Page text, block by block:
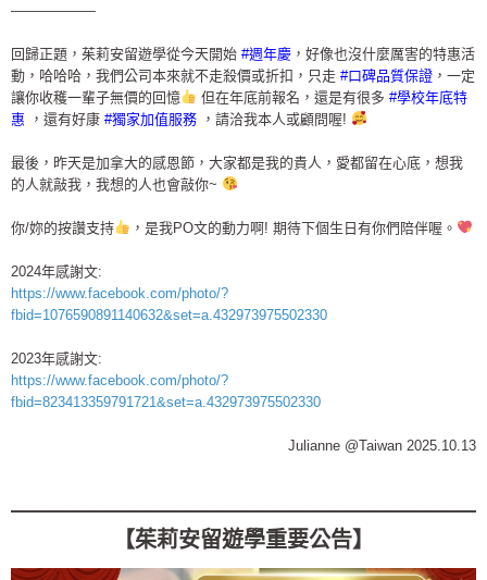
——————
回歸正題，茱莉安留遊學從今天開始 #週年慶 ，好像也沒什麼厲害的特惠活
動，哈哈哈，我們公司本來就不走殺價或折扣，只走 #口碑品質保證 ，一定
讓你收穫一輩子無價的回憶
但在年底前報名，還是有很多 #學校年底特
惠 ，還有好康 #獨家加值服務 ，請洽我本人或顧問喔!
最後，昨天是加拿大的感恩節，大家都是我的貴人，愛都留在心底，想我
的人就敲我，我想的人也會敲你~
你/妳的按讚支持 ，是我PO文的動力啊! 期待下個生日有你們陪伴喔。
2024年感謝文:
https://www.facebook.com/photo/?
fbid=1076590891140632&set=a.432973975502330
2023年感謝文:
https://www.facebook.com/photo/?
fbid=823413359791721&set=a.432973975502330
Julianne @Taiwan 2025.10.13
【茱莉安留遊學重要公告】